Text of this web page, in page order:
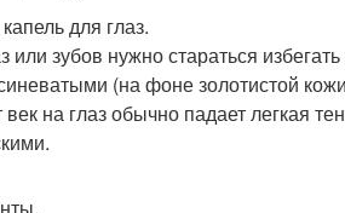
для глаз.
или зубов нужно стараться
(на фоне золотистой
на глаз обычно падает легкая